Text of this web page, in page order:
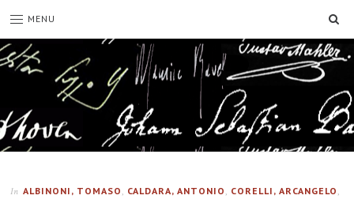
MENU
In ALBINONI, TOMASO , CALDARA, ANTONIO , CORELLI, ARCANGELO ,